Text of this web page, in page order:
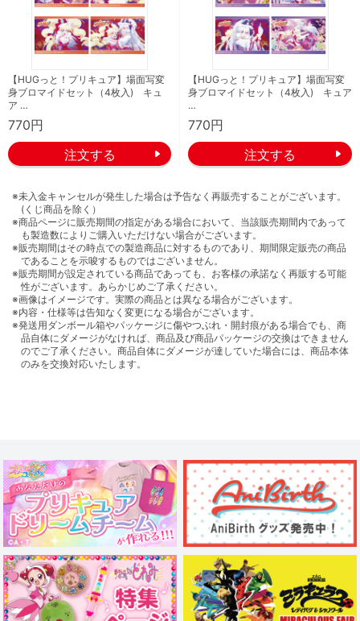
【HUGっと！プリキュア】場面写変
身ブロマイドセット（4枚入) キュ
ア …
770円
【HUGっと！プリキュア】場面写変
身ブロマイドセット（4枚入) キュア
…
770円
※未入金キャンセルが発生した場合は予告なく再販売することがございます。
(くじ商品を除く）
※商品ページに販売期間の指定がある場合において、当該販売期間内であって
も製造数によりご購入いただけない場合がございます。
※販売期間はその時点での製造商品に対するものであり、期間限定販売の商品
であることを示唆するものではございません。
※販売期間が設定されている商品であっても、お客様の承諾なく再販する可能
性がございます。あらかじめご了承ください。
※画像はイメージです。実際の商品とは異なる場合がございます。
※内容・仕様等は告知なく変更になる場合がございます。
※発送用ダンボール箱やパッケージに傷やつぶれ・開封痕がある場合でも、商
品自体にダメージがなければ、商品及び商品パッケージの交換はできません
のでご了承ください。商品自体にダメージが達していた場合には、商品本体
のみを交換対応いたします。